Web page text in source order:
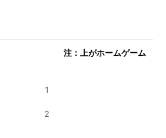
注：上がホームゲーム
1
2